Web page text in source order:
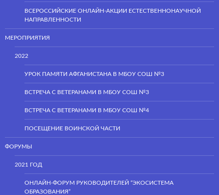
ВСЕРОССИЙСКИЕ ОНЛАЙН-АКЦИИ ЕСТЕСТВЕННОНАУЧНОЙ
НАПРАВЛЕННОСТИ
МЕРОПРИЯТИЯ
2022
УРОК ПАМЯТИ АФГАНИСТАНА В МБОУ СОШ №3
ВСТРЕЧА С ВЕТЕРАНАМИ В МБОУ СОШ №3
ВСТРЕЧА С ВЕТЕРАНАМИ В МБОУ СОШ №4
ПОСЕЩЕНИЕ ВОИНСКОЙ ЧАСТИ
ФОРУМЫ
2021 ГОД
ОНЛАЙН-ФОРУМ РУКОВОДИТЕЛЕЙ “ЭКОСИСТЕМА
ОБРАЗОВАНИЯ”